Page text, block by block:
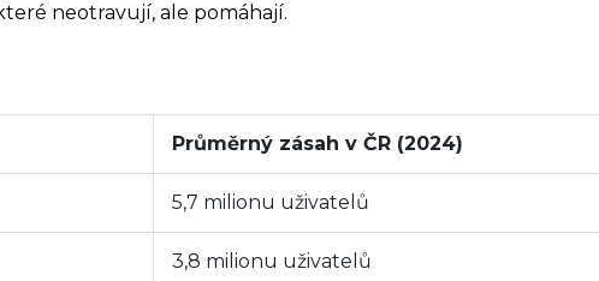
neotravují, ale pomáhají.
Průměrný zásah v ČR (2024)
5,7 milionu uživatelů
3,8 milionu uživatelů